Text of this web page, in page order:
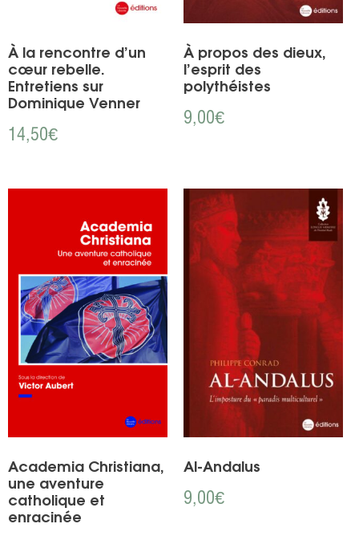
À la rencontre d’un
cœur rebelle.
Entretiens sur
Dominique Venner
14,50€
À propos des dieux,
l’esprit des
polythéistes
9,00€
Academia Christiana,
une aventure
catholique et
enracinée
Al-Andalus
9,00€